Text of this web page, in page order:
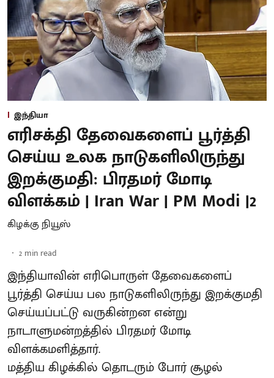
இந்தியா
எரிசக்தி தேவைகளைப் பூர்த்தி
செய்ய உலக நாடுகளிலிருந்து
இறக்குமதி: பிரதமர் மோடி
விளக்கம் | Iran War | PM Modi |2
கிழக்கு நியூஸ்
2 min read
இந்தியாவின் எரிபொருள் தேவைகளைப்
பூர்த்தி செய்ய பல நாடுகளிலிருந்து இறக்குமதி
செய்யப்பட்டு வருகின்றன என்று
நாடாளுமன்றத்தில் பிரதமர் மோடி
விளக்கமளித்தார்.
மத்திய கிழக்கில் தொடரும் போர் சூழல்